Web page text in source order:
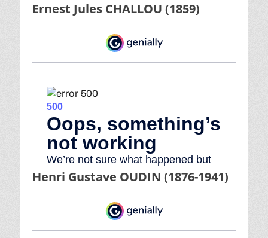
Ernest Jules CHALLOU (1859)
Henri Gustave OUDIN (1876-1941)